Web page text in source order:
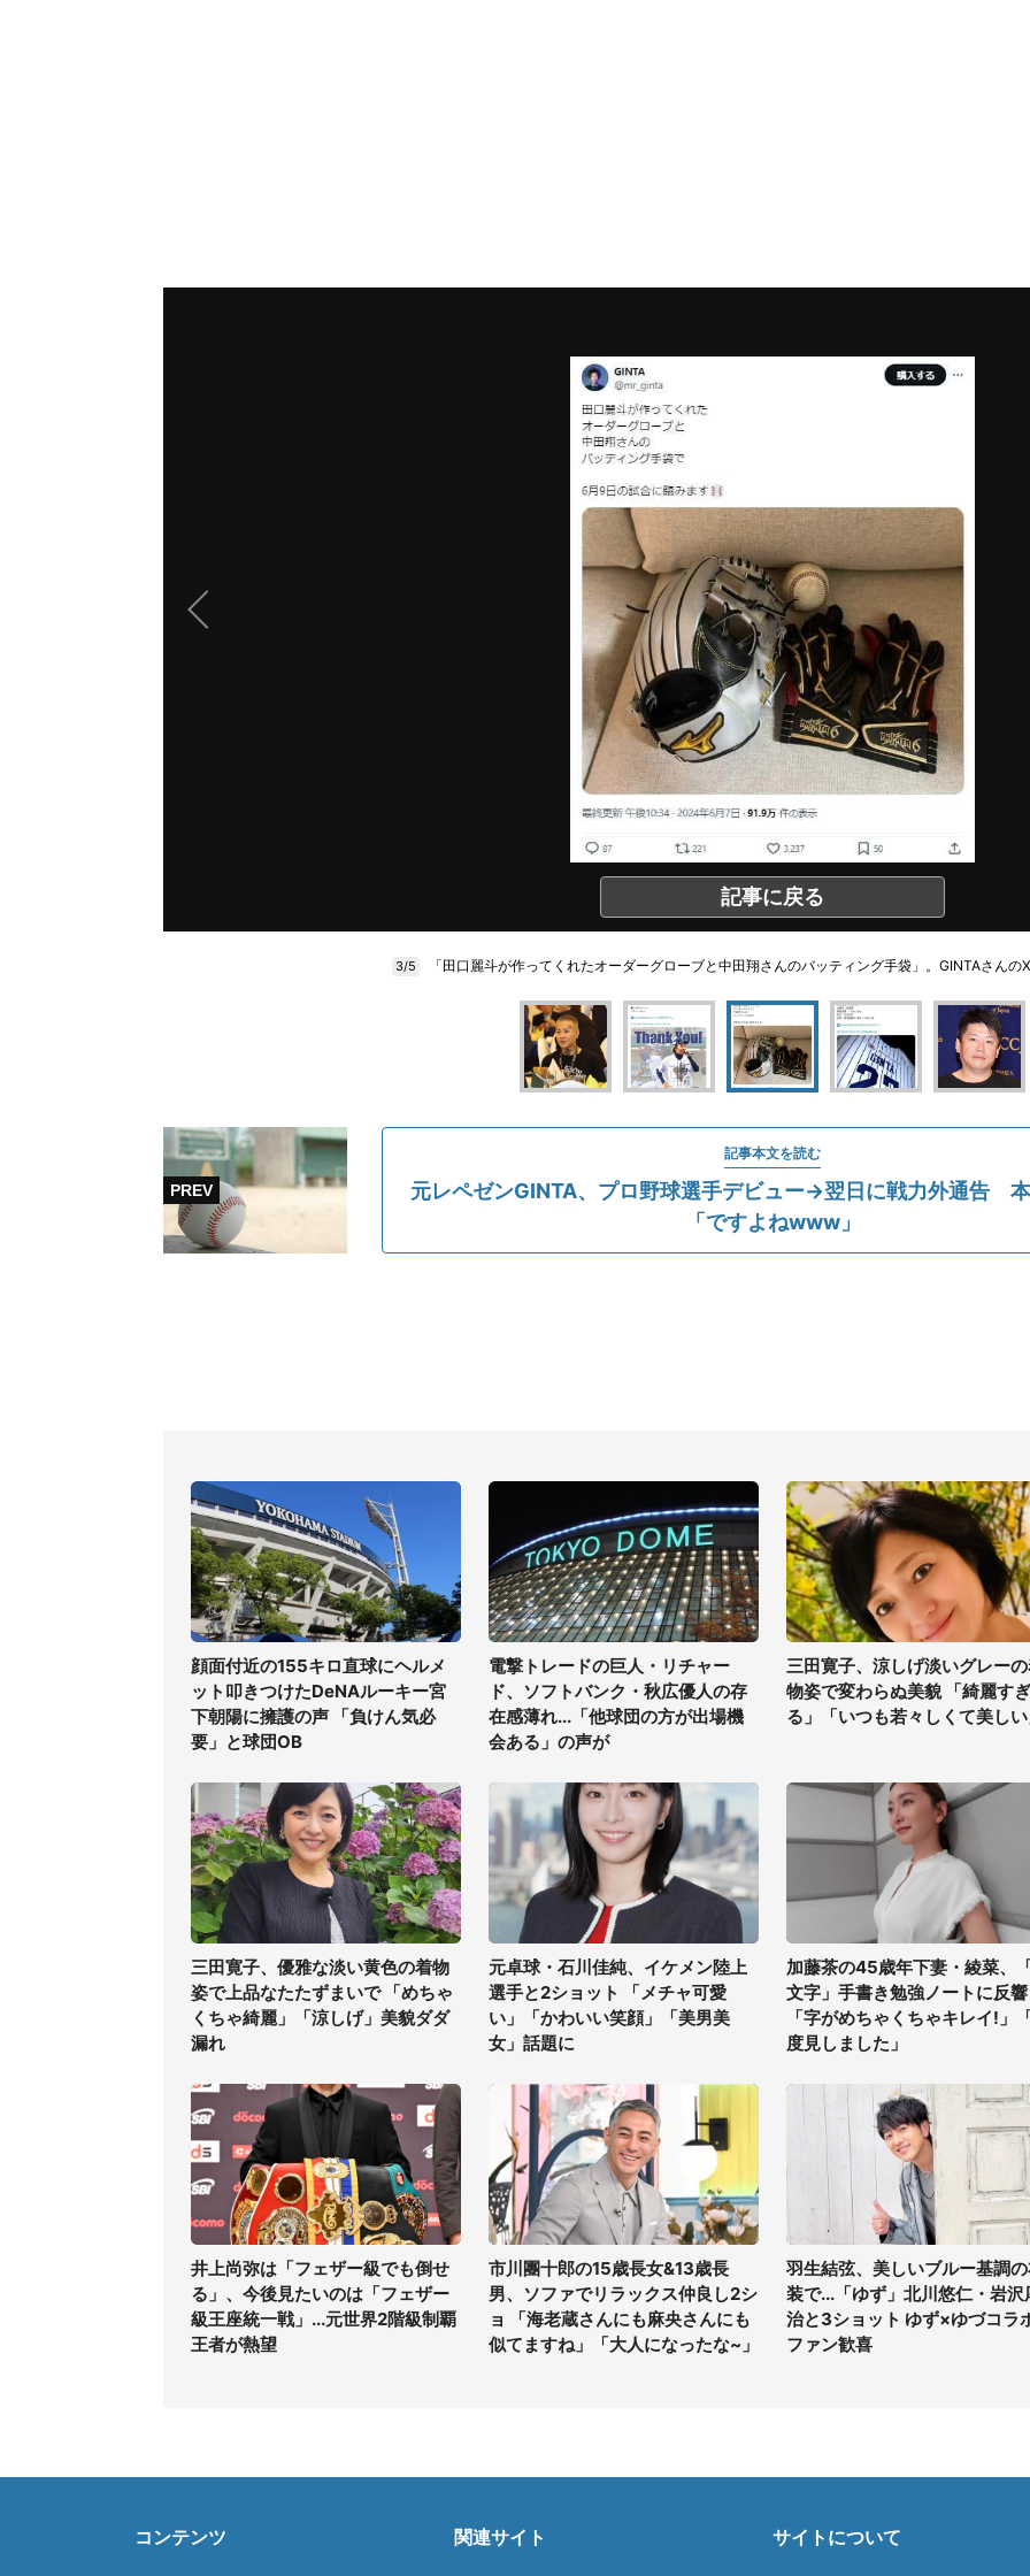
記事に戻る
3/5 「田口麗斗が作ってくれたオーダーグローブと中田翔さんのバッティング手袋」。GINTAさんの
記事本文を読む
元レペゼンGINTA、プロ野球選手デビュー→翌日に戦力外通告
「ですよねwww」
顔面付近の155キロ直球にヘルメ
ット叩きつけたDeNAルーキー宮
下朝陽に擁護の声 「負けん気必
要」と球団OB
電撃トレードの巨人・リチャー
ド、ソフトバンク・秋広優人の存
在感薄れ...「他球団の方が出場機
会ある」の声が
三田寛子、涼しげ淡いグレー
物姿で変わらぬ美貌 「綺麗すぎ
る」「いつも若々しくて美しい
三田寛子、優雅な淡い黄色の着物
姿で上品なたたずまいで 「めちゃ
くちゃ綺麗」「涼しげ」美貌ダダ
漏れ
元卓球・石川佳純、イケメン陸上
選手と2ショット 「メチャ可愛
い」「かわいい笑顔」「美男美
女」話題に
加藤茶の45歳年下妻・綾菜、
文字」手書き勉強ノートに反響
「字がめちゃくちゃキレイ!」
度見しました」
井上尚弥は「フェザー級でも倒せ
る」、今後見たいのは「フェザー
級王座統一戦」...元世界2階級制覇
王者が熱望
市川團十郎の15歳長女&13歳長
男、ソファでリラックス仲良し2シ
ョ 「海老蔵さんにも麻央さんにも
似てますね」「大人になったな~」
羽生結弦、美しいブルー基調
装で...「ゆず」北川悠仁・岩沢
治と3ショット ゆず×ゆづコラ
ファン歓喜
コンテンツ 関連サイト サイトについて